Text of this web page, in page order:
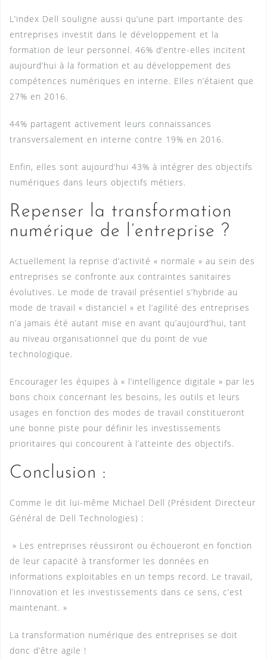
L’index Dell souligne aussi qu’une part importante des
entreprises investit dans le développement et la
formation de leur personnel. 46% d’entre-elles incitent
aujourd’hui à la formation et au développement des
compétences numériques en interne. Elles n’étaient que
27% en 2016.
44% partagent activement leurs connaissances
transversalement en interne contre 19% en 2016.
Enfin, elles sont aujourd’hui 43% à intégrer des objectifs
numériques dans leurs objectifs métiers.
Repenser la transformation
numérique de l’entreprise ?
Actuellement la reprise d’activité « normale » au sein des
entreprises se confronte aux contraintes sanitaires
évolutives. Le mode de travail présentiel s’hybride au
mode de travail « distanciel » et l’agilité des entreprises
n’a jamais été autant mise en avant qu’aujourd’hui, tant
au niveau organisationnel que du point de vue
technologique.
Encourager les équipes à « l’intelligence digitale » par les
bons choix concernant les besoins, les outils et leurs
usages en fonction des modes de travail constitueront
une bonne piste pour définir les investissements
prioritaires qui concourent à l’atteinte des objectifs.
Conclusion :
Comme le dit lui-même Michael Dell (Président Directeur
Général de Dell Technologies) :
» Les entreprises réussiront ou échoueront en fonction
de leur capacité à transformer les données en
informations exploitables en un temps record. Le travail,
l’innovation et les investissements dans ce sens, c’est
maintenant. »
La transformation numérique des entreprises se doit
donc d’être agile !